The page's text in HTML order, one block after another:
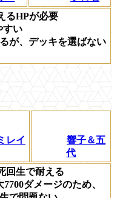
るHPが必要
すい
が、デッキを選ばない
レイ
響子＆五
代
回生で耐える
ダメージのため、